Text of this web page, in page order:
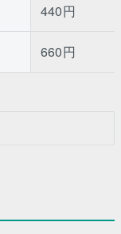
440円
660円